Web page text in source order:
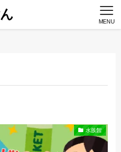
MENU
水族館